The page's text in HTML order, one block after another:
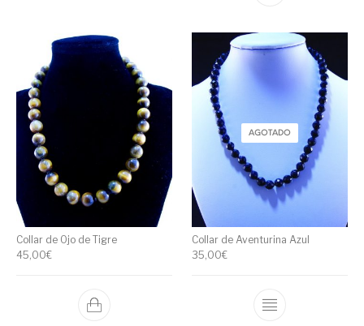
Collar de Ojo de Tigre
45,00€
AGOTADO
Collar de Aventurina Azul
35,00€